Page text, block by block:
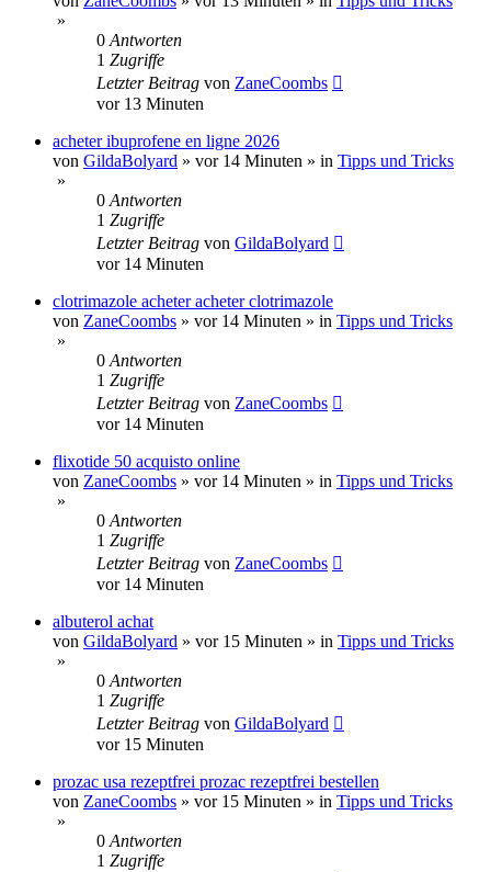
»
0 Antworten
1 Zugriffe
Letzter Beitrag von ZaneCoombs
vor 13 Minuten
acheter ibuprofene en ligne 2026
von GildaBolyard » vor 14 Minuten » in Tipps und Tricks
»
0 Antworten
1 Zugriffe
Letzter Beitrag von GildaBolyard
vor 14 Minuten
clotrimazole acheter acheter clotrimazole
von ZaneCoombs » vor 14 Minuten » in Tipps und Tricks
»
0 Antworten
1 Zugriffe
Letzter Beitrag von ZaneCoombs
vor 14 Minuten
flixotide 50 acquisto online
von ZaneCoombs » vor 14 Minuten » in Tipps und Tricks
»
0 Antworten
1 Zugriffe
Letzter Beitrag von ZaneCoombs
vor 14 Minuten
albuterol achat
von GildaBolyard » vor 15 Minuten » in Tipps und Tricks
»
0 Antworten
1 Zugriffe
Letzter Beitrag von GildaBolyard
vor 15 Minuten
prozac usa rezeptfrei prozac rezeptfrei bestellen
von ZaneCoombs » vor 15 Minuten » in Tipps und Tricks
»
0 Antworten
1 Zugriffe